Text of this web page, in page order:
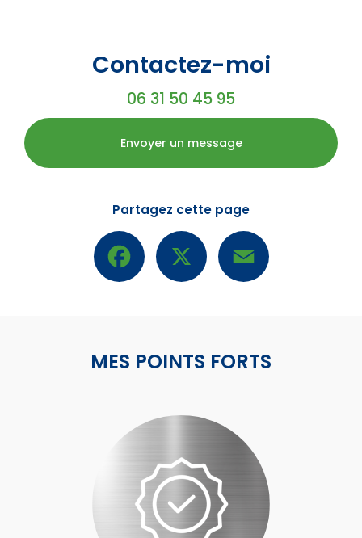
Contactez-moi
06 31 50 45 95
Envoyer un message
Partagez cette page
Facebook
MES POINTS FORTS